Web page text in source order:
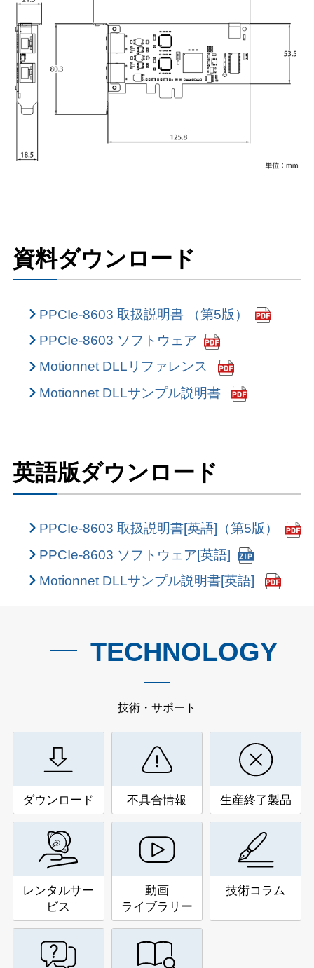
資料ダウンロード
PPCIe-8603 取扱説明書 （第5版）
PPCIe-8603 ソフトウェア
Motionnet DLLリファレンス
Motionnet DLLサンプル説明書
英語版ダウンロード
PPCIe-8603 取扱説明書[英語]（第5版）
PPCIe-8603 ソフトウェア[英語]
Motionnet DLLサンプル説明書[英語]
TECHNOLOGY
技術・サポート
ダウンロード 不具合情報 生産終了製品
レンタルサー
ビス
動画
ライブラリー
技術コラム